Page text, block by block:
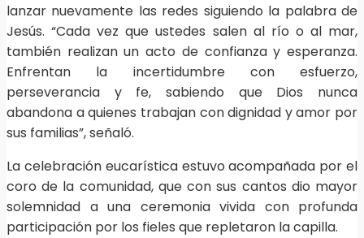
lanzar nuevamente las redes siguiendo la palabra de
Jesús. “Cada vez que ustedes salen al río o al mar,
también realizan un acto de confianza y esperanza.
Enfrentan la incertidumbre con esfuerzo,
perseverancia y fe, sabiendo que Dios nunca
abandona a quienes trabajan con dignidad y amor por
sus familias”, señaló.
La celebración eucarística estuvo acompañada por el
coro de la comunidad, que con sus cantos dio mayor
solemnidad a una ceremonia vivida con profunda
participación por los fieles que repletaron la capilla.